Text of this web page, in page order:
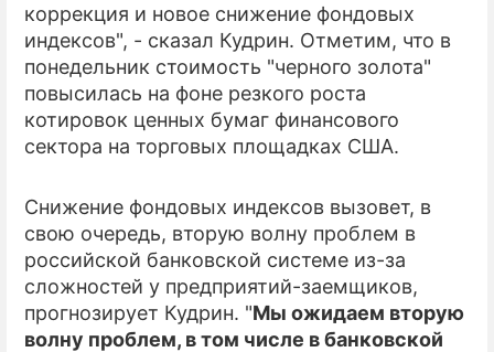
коррекция и новое снижение фондовых
индексов", - сказал Кудрин. Отметим, что в
понедельник стоимость "черного золота"
повысилась на фоне резкого роста
котировок ценных бумаг финансового
сектора на торговых площадках США.
Снижение фондовых индексов вызовет, в
свою очередь, вторую волну проблем в
российской банковской системе из-за
сложностей у предприятий-заемщиков,
прогнозирует Кудрин. "Мы ожидаем вторую
волну проблем, в том числе в банковской